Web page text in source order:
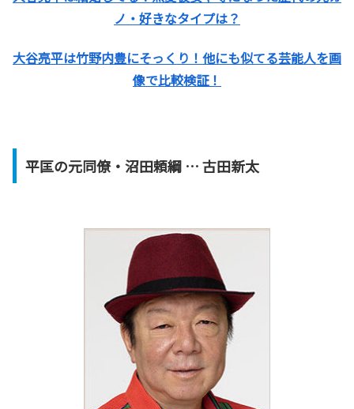
ノ・好きなタイプは？
大谷亮平は竹野内豊にそっくり！他にも似てる芸能人を画
像で比較検証！
平匡の元同僚・沼田頼綱 … 古田新太